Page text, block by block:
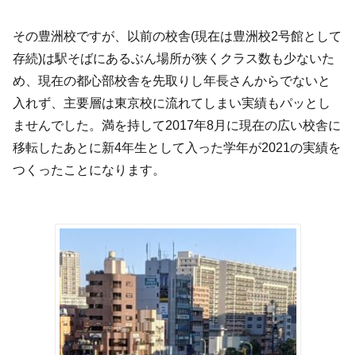
その豊洲校ですが、以前の校舎(現在は豊洲校2号館として
存続)は駅そばにあるぶん場所が狭くクラス数も少ないた
め、現在の都心部校舎を先取りし年長さんからでないと
入れず、主要層は東京校に流れてしまい実績もパッとし
ませんでした。満を持して2017年8月に現在の広い校舎に
移転したあとに新4年生として入った学年が2021の実績を
つくったことになります。